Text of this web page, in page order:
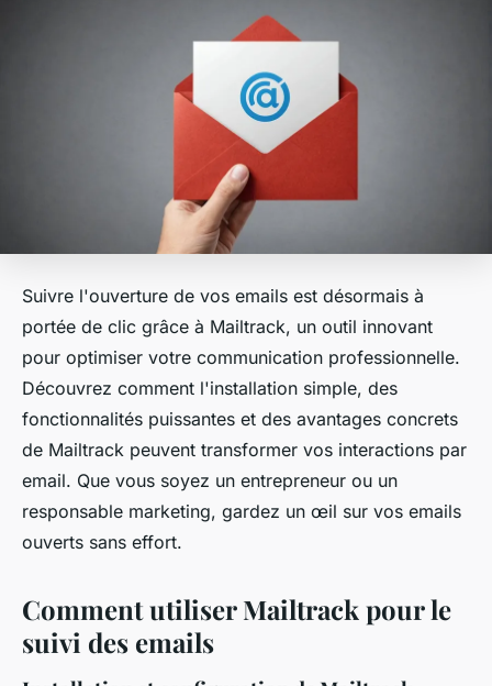
Suivre l'ouverture de vos emails est désormais à
portée de clic grâce à Mailtrack, un outil innovant
pour optimiser votre communication professionnelle.
Découvrez comment l'installation simple, des
fonctionnalités puissantes et des avantages concrets
de Mailtrack peuvent transformer vos interactions par
email. Que vous soyez un entrepreneur ou un
responsable marketing, gardez un œil sur vos emails
ouverts sans effort.
Comment utiliser Mailtrack pour le
suivi des emails